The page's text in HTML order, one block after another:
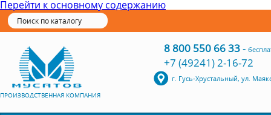
Перейти к основному содержанию
ПРОИЗВОДСТВЕННАЯ КОМПАНИЯ
8 800 550 66 33-
+7 (49241) 2-16-72
г. Гусь-Хрустальный, ул.